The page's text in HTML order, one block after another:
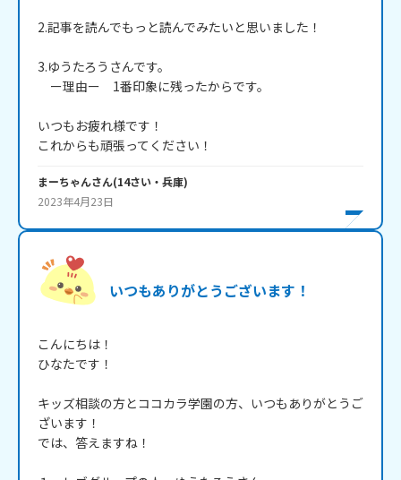
2.記事を読んでもっと読んでみたいと思いました！
3.ゆうたろうさんです。
ー理由ー　1番印象に残ったからです。
いつもお疲れ様です！
これからも頑張ってください！
まーちゃんさん(14さい・ 兵庫)
2023年4月23日
いつもありがとうございます！
こんにちは！
ひなたです！
キッズ相談の方とココカラ学園の方、いつもありがとうご
ざいます！
では、答えますね！